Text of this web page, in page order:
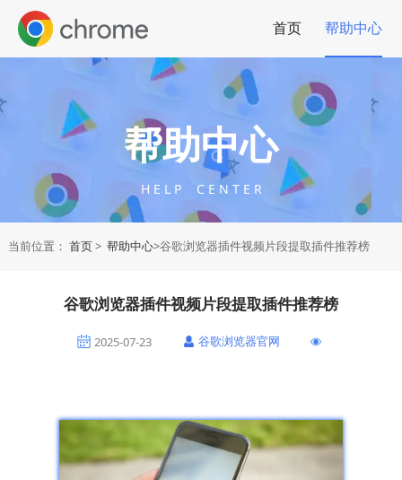
首页 帮助中心
帮助中心
H E L P C E N T E R
当前位置： 首页> 帮助中心>谷歌浏览器插件视频片段提取插件推荐榜
谷歌浏览器插件视频片段提取插件推荐榜
2025-07-23 谷歌浏览器官网